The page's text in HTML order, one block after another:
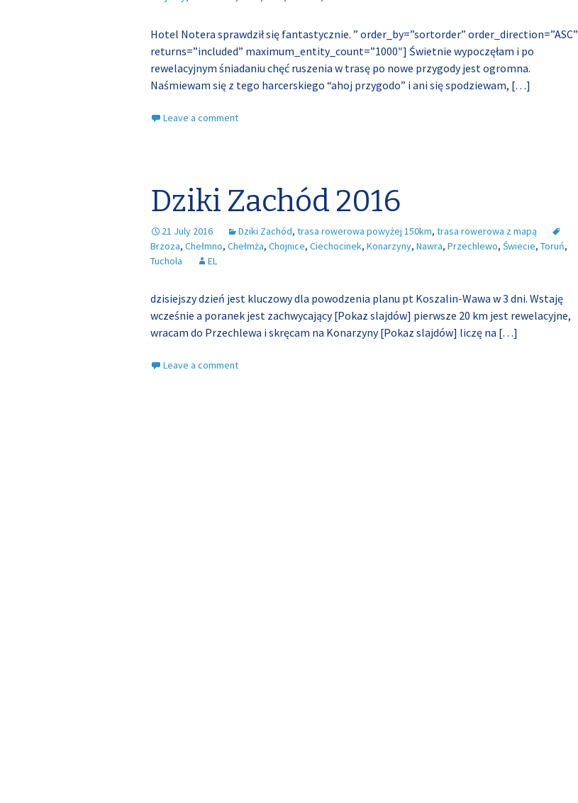
Hotel Notera sprawdził się fantastycznie. ” order_by=”sortorder” order_direction=”ASC”
returns=”included” maximum_entity_count=”1000″] Świetnie wypoczęłam i po
rewelacyjnym śniadaniu chęć ruszenia w trasę po nowe przygody jest ogromna.
Naśmiewam się z tego harcerskiego “ahoj przygodo” i ani się spodziewam, […]
Leave a comment
Dziki Zachód 2016
21 July 2016 Dziki Zachód, trasa rowerowa powyżej 150km, trasa rowerowa z mapą
Brzoza, Chełmno, Chełmża, Chojnice, Ciechocinek, Konarzyny, Nawra, Przechlewo, Świecie, Toruń,
Tuchola
EL
dzisiejszy dzień jest kluczowy dla powodzenia planu pt Koszalin-Wawa w 3 dni. Wstaję
wcześnie a poranek jest zachwycający [Pokaz slajdów] pierwsze 20 km jest rewelacyjne,
wracam do Przechlewa i skręcam na Konarzyny [Pokaz slajdów] liczę na […]
Leave a comment